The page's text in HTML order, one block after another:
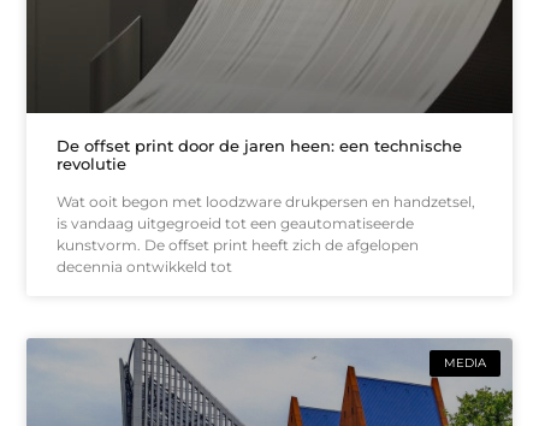
De offset print door de jaren heen: een technische
revolutie
Wat ooit begon met loodzware drukpersen en handzetsel,
is vandaag uitgegroeid tot een geautomatiseerde
kunstvorm. De offset print heeft zich de afgelopen
decennia ontwikkeld tot
MEDIA